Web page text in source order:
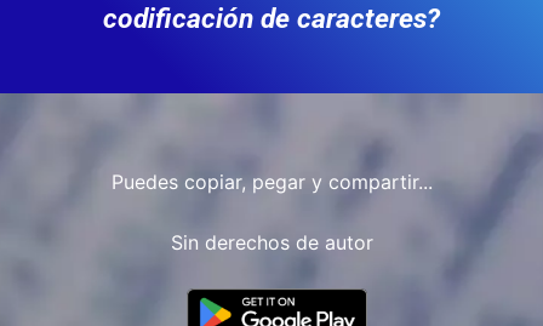
codificación de caracteres?
Puedes copiar, pegar y compartir...
Sin derechos de autor